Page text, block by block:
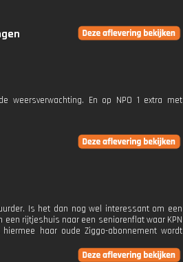
weersverwachting. En op NPO 1 extra met
Is het dan nog wel interessant om een
een rijtjeshuis naar een seniorenflat waar KPN
haar oude Ziggo-abonnement wordt